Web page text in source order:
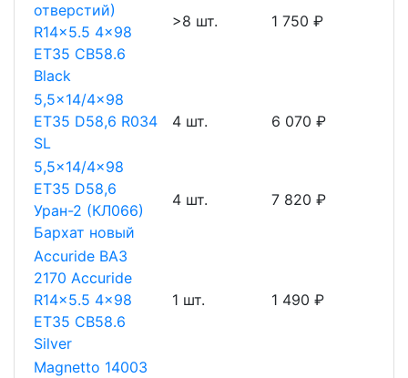
отверстий)
R14x5.5 4x98
ET35 CB58.6
Black
>8 шт. 1 750 ₽
5,5x14/4x98
ET35 D58,6 R034
SL
4 шт. 6 070 ₽
5,5x14/4x98
ET35 D58,6
Уран-2 (КЛ066)
Бархат новый
4 шт. 7 820 ₽
Accuride ВАЗ
2170 Accuride
R14x5.5 4x98
ET35 CB58.6
Silver
1 шт. 1 490 ₽
Magnetto 14003